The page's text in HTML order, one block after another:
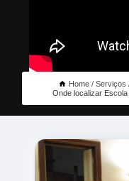
Home Serviços
Onde localizar